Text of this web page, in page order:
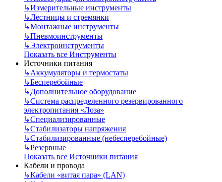
↳Измерительные инструменты
↳Лестницы и стремянки
↳Монтажные инструменты
↳Пневмоинструменты
↳Электроинструменты
Показать все Инструменты
Источники питания
↳Аккумуляторы и термостаты
↳Бесперебойные
↳Дополнительное оборудование
↳Система распределенного резервированного
электропитания «Лоза»
↳Специализированные
↳Стабилизаторы напряжения
↳Стабилизированные (небесперебойные)
↳Резервные
Показать все Источники питания
Кабели и провода
↳Кабели «витая пара» (LAN)